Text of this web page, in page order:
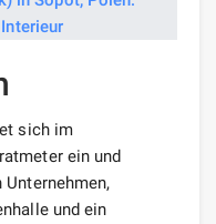
sich im
ein und
Unternehmen,
und ein